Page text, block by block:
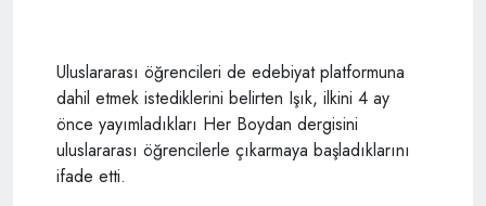
Uluslararası öğrencileri de edebiyat platformuna
dahil etmek istediklerini belirten Işık, ilkini 4 ay
önce yayımladıkları Her Boydan dergisini
uluslararası öğrencilerle çıkarmaya başladıklarını
ifade etti.